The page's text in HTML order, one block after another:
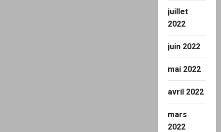
juillet
2022
juin 2022
mai 2022
avril 2022
mars
2022